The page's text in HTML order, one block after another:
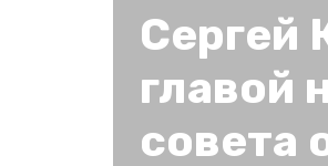
Сергей
главой
совета